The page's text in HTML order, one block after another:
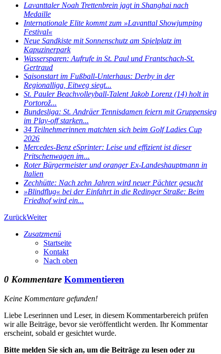
Lavanttaler Noah Trettenbrein jagt in Shanghai nach
Medaille
Internationale Elite kommt zum »Lavanttal Showjumping
Festival«
Neue Sandkiste mit Sonnenschutz am Spielplatz im
Kapuzinerpark
Wassersparen: Aufrufe in St. Paul und Frantschach-St.
Gertraud
Saisonstart im Fußball-Unterhaus: Derby in der
Regionalliga, Eitweg siegt...
St. Pauler Beachvolleyball-Talent Jakob Lorenz (14) holt in
Portorož...
Bundesliga: St. Andräer Tennisdamen feiern mit Gruppensieg
im Play-off starken...
34 Teilnehmerinnen matchten sich beim Golf Ladies Cup
2026
Mercedes-Benz eSprinter: Leise und effizient ist dieser
Pritschenwagen im...
Roter Bürgermeister und oranger Ex-Landeshauptmann in
Italien
Zechhütte: Nach zehn Jahren wird neuer Pächter gesucht
»Blindflug« bei der Einfahrt in die Redinger Straße: Beim
Friedhof wird ein...
ZurückWeiter
Zusatzmenü
Startseite
Kontakt
Nach oben
0 Kommentare Kommentieren
Keine Kommentare gefunden!
Liebe Leserinnen und Leser, in diesem Kommentarbereich prüfen
wir alle Beiträge, bevor sie veröffentlicht werden. Ihr Kommentar
erscheint, sobald er gesichtet wurde.
Bitte melden Sie sich an, um die Beiträge zu lesen oder zu